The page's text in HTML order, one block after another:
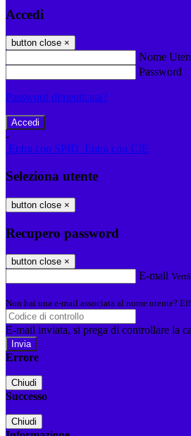
Accedi
button close ×
Nome
Password
Password dimenticata?
-
Entra con SPID Entra con CIE
Seleziona utente
button close ×
Recupero password
button close ×
E-mail
Non hai una e-mail associata al nome utente?
E-mail inviata, si prega di controllare la
Errore
Chiudi
Successo
Chiudi